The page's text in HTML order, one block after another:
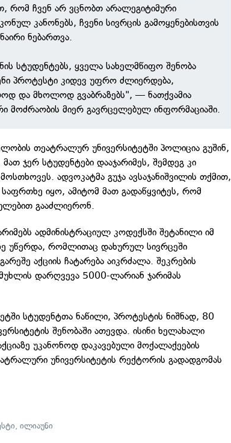
რომ ჩვენ არ ვცნობთ არალეგიტიმური
კანონებს, ჩვენი სივრცის გამოყენებისთვის
ნებართვა.
სტუდენტებს, ყველა სახელმწიფო შენობა
პროტესტი კიდევ უფრო ძლიერდება,
და მხოლოდ გვაბრაზებს", — ნათქვამია
მოძრაობის მიერ გავრცელებულ ინფორმაციაში.
თეატრალურ უნივერსიტეტში პოლიცია გუშინ,
ჯერ სტუდენტები დააჯარიმეს, შემდეგ კი
ადვოკატმა გუჯა ავსაჯანიშვილის თქმით,
საფრთხე იყო, ამიტომ მათ გადაწყვიტეს, რომ
გააძლიერონ.
ადმინისტრაციულ კოდექსში შეტანილი იმ
უწერდა, რომლითაც დახურულ სივრცეში
აქციის ჩატარება აიკრძალა. შეკრების
დარღვევა 5000-ლარიან ჯარიმას
სტუდენტთა ნაწილი, პროტესტის ნიშნად, 80
შენობაში ათევდა. ისინი ხელახალი
უკანონოდ დაკავებული მოქალაქეების
უნივერსიტეტის რექტორის გადადგომას
,ილიაუნი